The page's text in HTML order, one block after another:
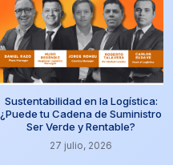
Sustentabilidad en la Logística:
¿Puede tu Cadena de Suministro
Ser Verde y Rentable?
27 julio, 2026